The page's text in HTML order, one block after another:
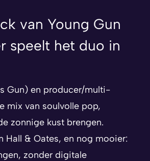
van Young Gun
speelt het duo in
Gun) en producer/multi-
mix van soulvolle pop,
zonnige kust brengen.
Hall & Oates, en nog mooier:
zonder digitale